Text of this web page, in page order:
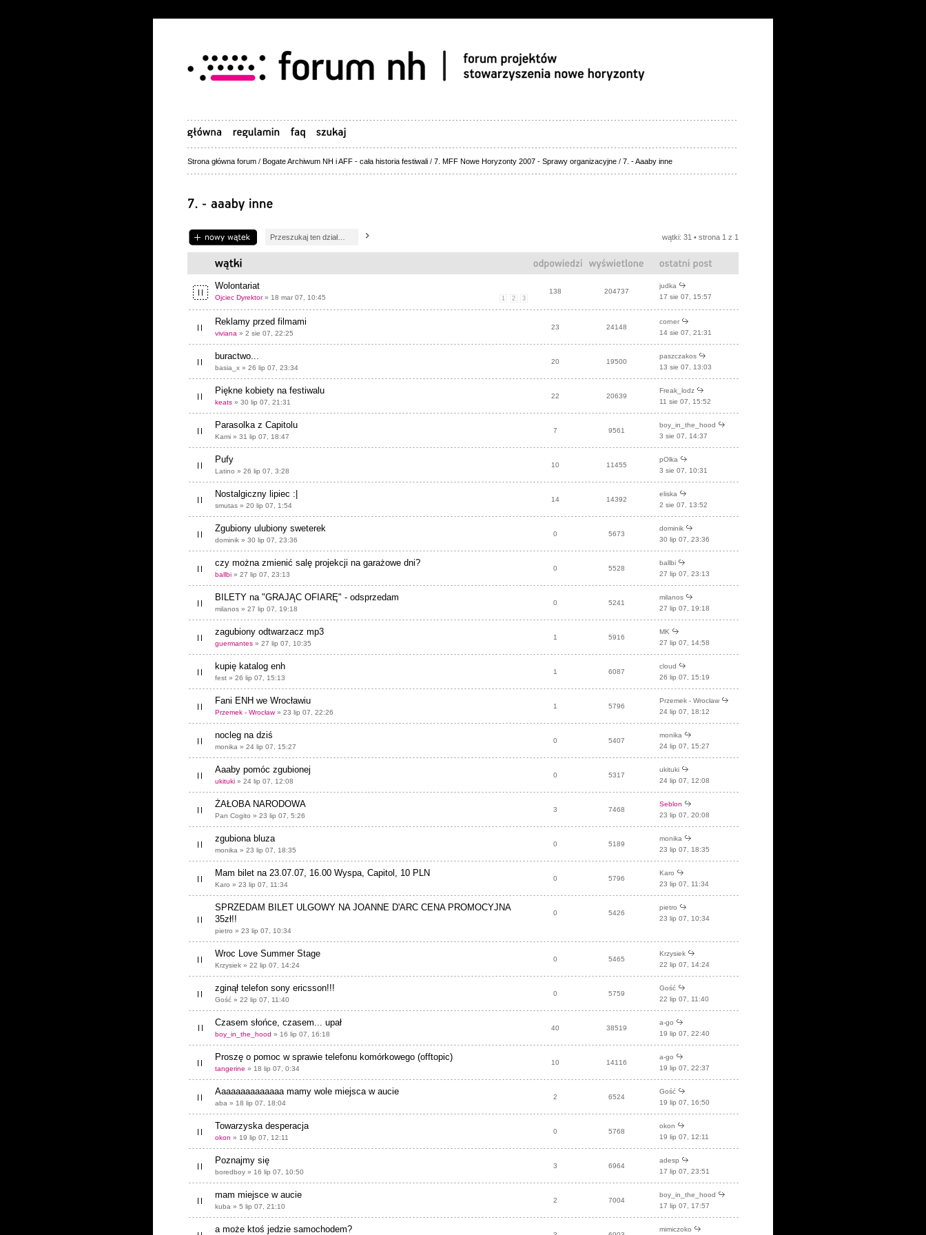
Strona główna forum / Bogate Archiwum NH i AFF - cała historia festiwali / 7. MFF Nowe Horyzonty 2007 - Sprawy organizacyjne / 7. - Aaaby inne
Napisz wątek wątki: 31 • strona 1 z 1
Wolontariat
1 2 3
Ojciec Dyrektor» 18 mar 07, 10:45
138 204737
judka
17 sie 07, 15:57
Reklamy przed filmami
viviana » 2 sie 07, 22:25
23 24148
corner
14 sie 07, 21:31
buractwo...
basia_x » 26 lip 07, 23:34
20 19500
paszczakos
13 sie 07, 13:03
Piękne kobiety na festiwalu
keats » 30 lip 07, 21:31
22 20639
Freak_lodz
11 sie 07, 15:52
Parasolka z Capitolu
Kami » 31 lip 07, 18:47
7 9561
boy_in_the_hood
3 sie 07, 14:37
Pufy
Latino » 26 lip 07, 3:28
10 11455
pOlka
3 sie 07, 10:31
Nostalgiczny lipiec :|
smutas » 20 lip 07, 1:54
14 14392
eliska
2 sie 07, 13:52
Zgubiony ulubiony sweterek
dominik » 30 lip 07, 23:36
0 5673
dominik
30 lip 07, 23:36
czy można zmienić salę projekcji na garażowe dni?
ballbi » 27 lip 07, 23:13
0 5528
ballbi
27 lip 07, 23:13
BILETY na "GRAJĄC OFIARĘ" - odsprzedam
milanos » 27 lip 07, 19:18
0 5241
milanos
27 lip 07, 19:18
zagubiony odtwarzacz mp3
guermantes » 27 lip 07, 10:35
1 5916
MK
27 lip 07, 14:58
kupię katalog enh
fest » 26 lip 07, 15:13
1 6087
cloud
26 lip 07, 15:19
Fani ENH we Wrocławiu
Przemek - Wrocław» 23 lip 07, 22:26
1 5796
Przemek - Wrocław
24 lip 07, 18:12
nocleg na dziś
monika » 24 lip 07, 15:27
0 5407
monika
24 lip 07, 15:27
Aaaby pomóc zgubionej
ukituki » 24 lip 07, 12:08
0 5317
ukituki
24 lip 07, 12:08
ŻAŁOBA NARODOWA
Pan Cogito » 23 lip 07, 5:26
3 7468
Seblon
23 lip 07, 20:08
zgubiona bluza
monika » 23 lip 07, 18:35
0 5189
monika
23 lip 07, 18:35
Mam bilet na 23.07.07, 16.00 Wyspa, Capitol, 10 PLN
Karo » 23 lip 07, 11:34
0 5796
Karo
23 lip 07, 11:34
SPRZEDAM BILET ULGOWY NA JOANNE D'ARC CENA PROMOCYJNA
35zł!!
pietro » 23 lip 07, 10:34
0 5426
pietro
23 lip 07, 10:34
Wroc Love Summer Stage
Krzysiek » 22 lip 07, 14:24
0 5465
Krzysiek
22 lip 07, 14:24
zginął telefon sony ericsson!!!
Gość » 22 lip 07, 11:40
0 5759
Gość
22 lip 07, 11:40
Czasem słońce, czasem... upał
boy_in_the_hood » 16 lip 07, 16:18
40 38519
a-go
19 lip 07, 22:40
Proszę o pomoc w sprawie telefonu komórkowego (offtopic)
tangerine » 18 lip 07, 0:34
10 14116
a-go
19 lip 07, 22:37
Aaaaaaaaaaaaaa mamy wole miejsca w aucie
aba » 18 lip 07, 18:04
2 6524
Gość
19 lip 07, 16:50
Towarzyska desperacja
okon » 19 lip 07, 12:11
0 5768
okon
19 lip 07, 12:11
Poznajmy się
boredboy » 16 lip 07, 10:50
3 6964
adesp
17 lip 07, 23:51
mam miejsce w aucie
kuba » 5 lip 07, 21:10
2 7004
boy_in_the_hood
17 lip 07, 17:57
a może ktoś jedzie samochodem? mimiczoko